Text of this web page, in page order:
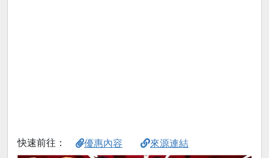
快速前往： 優惠內容 來源連結